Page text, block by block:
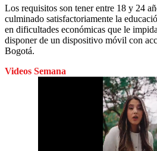
Los requisitos son tener entre 18 y 24
culminado satisfactoriamente la
en dificultades económicas que le
disponer de un dispositivo móvil con
Bogotá.
Videos Semana